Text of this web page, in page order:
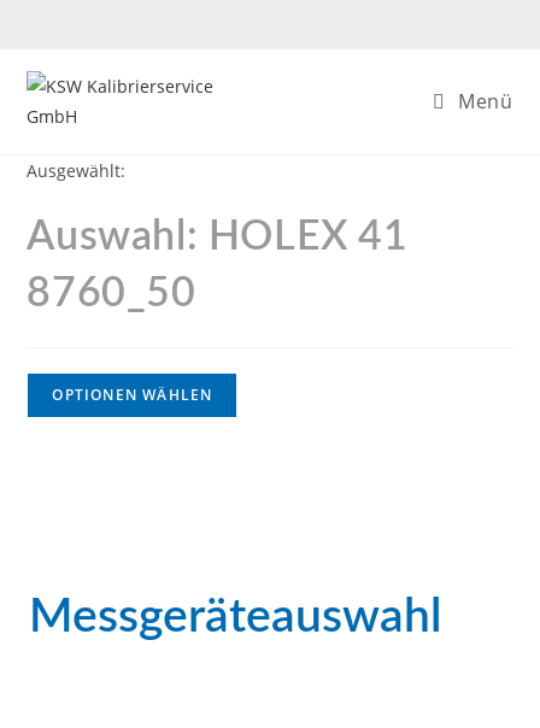
Menü
Ausgewählt:
Auswahl: HOLEX 41
8760_50
OPTIONEN WÄHLEN
Messgeräteauswahl